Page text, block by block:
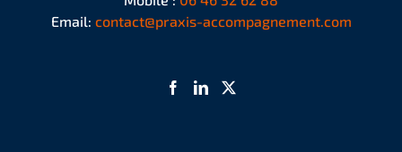
Email: contact@praxis-accompagnement.com